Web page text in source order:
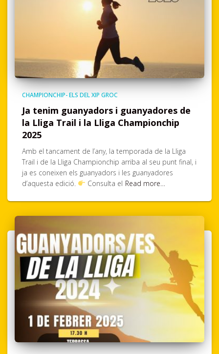
CHAMPIONCHIP- ELS DEL XIP GROC
Ja tenim guanyadors i guanyadores de
la Lliga Trail i la Lliga Championchip
2025
Amb el tancament de l’any, la temporada de la Lliga
Trail i de la Lliga Championchip arriba al seu punt final, i
ja es coneixen els guanyadors i les guanyadores
d’aquesta edició.
Consulta el Read more…